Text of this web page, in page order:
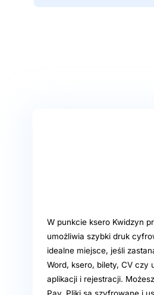
W punkcie ksero Kwidzyn
umożliwia szybki druk
idealne miejsce, jeśli
Word, ksero, bilety, CV czy
aplikacji i rejestracji.